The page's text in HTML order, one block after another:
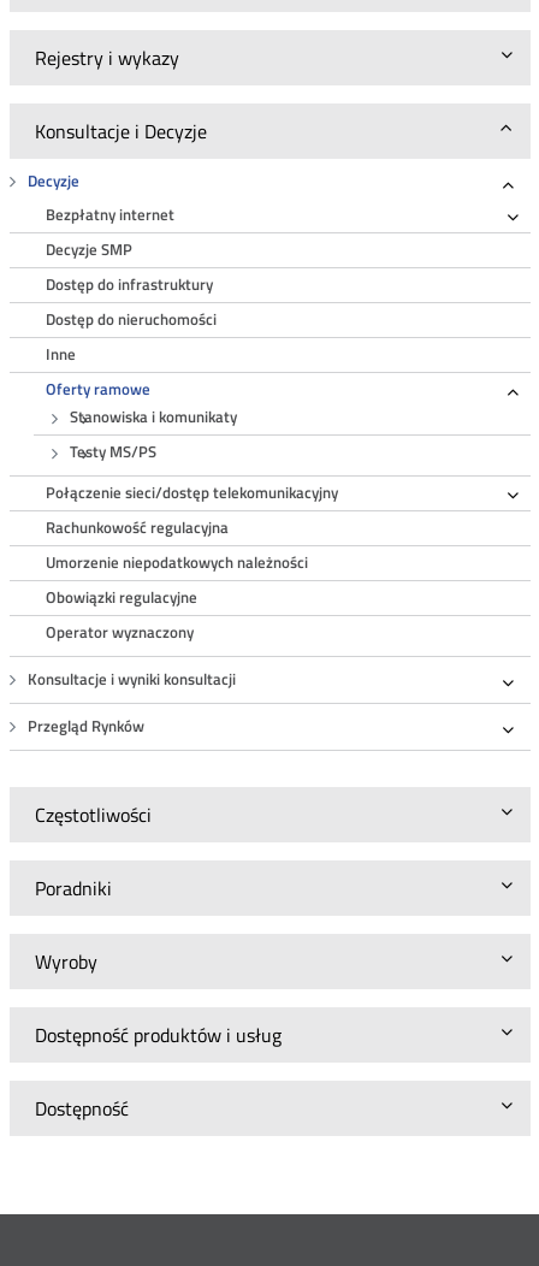
Rejestry i wykazy
Konsultacje i Decyzje
Decyzje
Bezpłatny internet
Decyzje SMP
Dostęp do infrastruktury
Dostęp do nieruchomości
Inne
Oferty ramowe
Stanowiska i komunikaty
Testy MS/PS
Połączenie sieci/dostęp telekomunikacyjny
Rachunkowość regulacyjna
Umorzenie niepodatkowych należności
Obowiązki regulacyjne
Operator wyznaczony
Konsultacje i wyniki konsultacji
Przegląd Rynków
Częstotliwości
Poradniki
Wyroby
Dostępność produktów i usług
Dostępność